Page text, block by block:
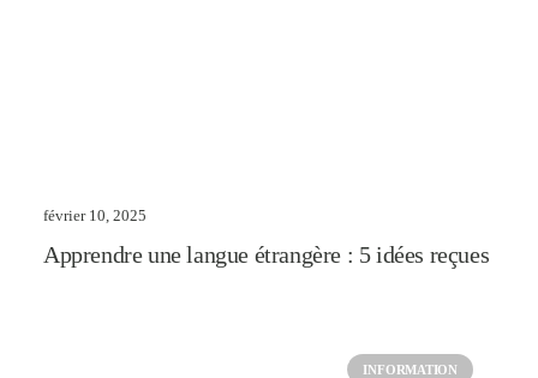
février 10, 2025
Apprendre une langue étrangère : 5 idées reçues
INFORMATION